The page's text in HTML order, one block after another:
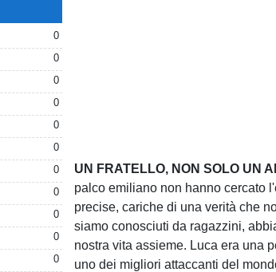
0
0
0
0
0
0
0
0
0
0
0
UN FRATELLO, NON SOLO UN
palco emiliano non hanno cercato
precise, cariche di una verità che
siamo conosciuti da ragazzini,
nostra vita assieme. Luca era una
uno dei migliori attaccanti del